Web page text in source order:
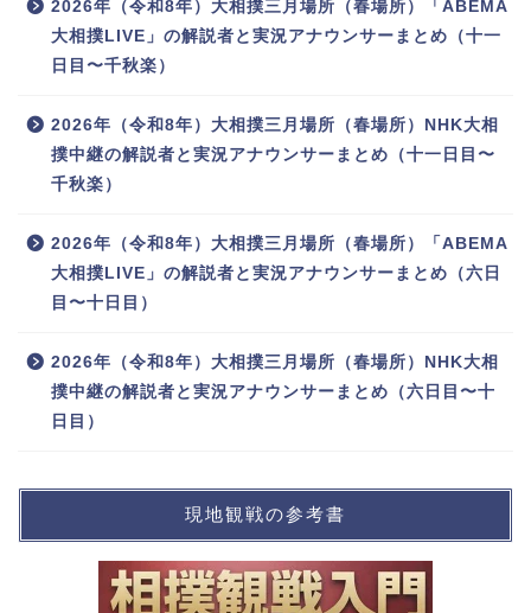
2026年（令和8年）大相撲三月場所（春場所）「ABEMA
大相撲LIVE」の解説者と実況アナウンサーまとめ（十一
日目〜千秋楽）
2026年（令和8年）大相撲三月場所（春場所）NHK大相
撲中継の解説者と実況アナウンサーまとめ（十一日目〜
千秋楽）
2026年（令和8年）大相撲三月場所（春場所）「ABEMA
大相撲LIVE」の解説者と実況アナウンサーまとめ（六日
目〜十日目）
2026年（令和8年）大相撲三月場所（春場所）NHK大相
撲中継の解説者と実況アナウンサーまとめ（六日目〜十
日目）
現地観戦の参考書